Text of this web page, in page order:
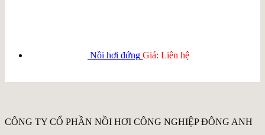
Nồi hơi đứng Giá: Liên hệ
CÔNG TY CỔ PHẦN NỒI HƠI CÔNG NGHIỆP ĐÔNG ANH